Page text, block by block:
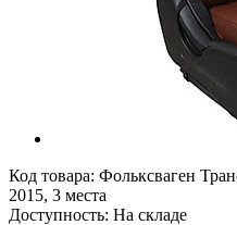
Код товара: Фольксваген
2015, 3 места
Доступность: На складе